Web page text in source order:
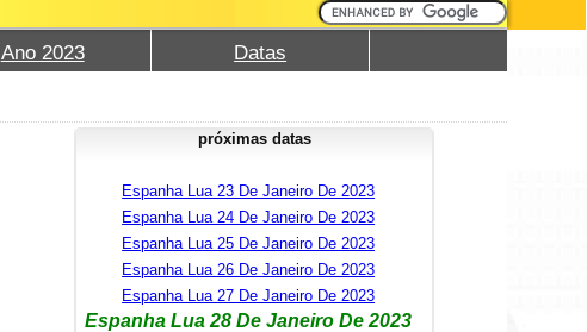
Ano 2023 Datas
próximas datas
Espanha Lua 23 De Janeiro De 2023
Espanha Lua 24 De Janeiro De 2023
Espanha Lua 25 De Janeiro De 2023
Espanha Lua 26 De Janeiro De 2023
Espanha Lua 27 De Janeiro De 2023
Espanha Lua 28 De Janeiro De 2023